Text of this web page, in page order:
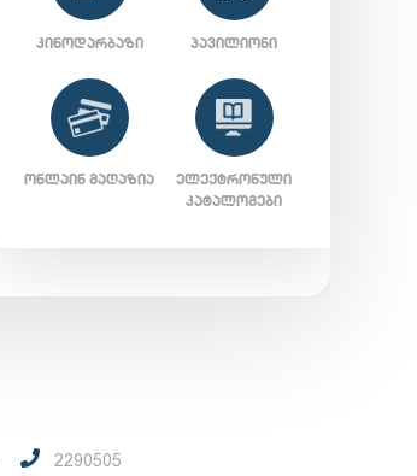
ᲙᲘᲜᲝᲓᲐᲠᲑᲐᲖᲘ ᲞᲐᲕᲘᲚᲘᲝᲜᲘ
ᲝᲜᲚᲐᲘᲜ ᲛᲐᲦᲐᲖᲘᲐ
ᲔᲚᲔᲥᲢᲠᲝᲜᲣᲚᲘ
ᲙᲐᲢᲐᲚᲝᲒᲔᲑᲘ
2290505